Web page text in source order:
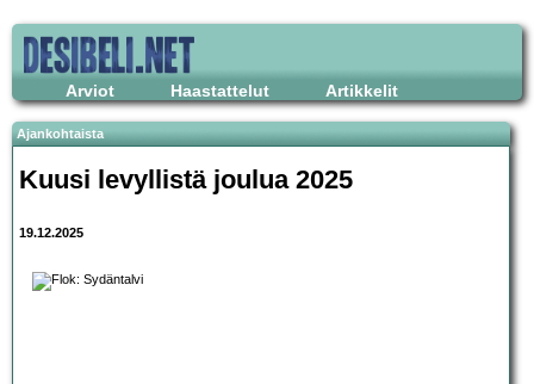
Arviot Haastattelut Artikkelit
Ajankohtaista
Kuusi levyllistä joulua 2025
19.12.2025